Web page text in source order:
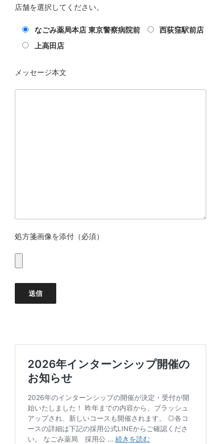
店舗を選択してください。
なごみ薬局本店 東京警察病院前
西荻窪駅前店
上高田店
メッセージ本文
処方箋画像を添付（必須）